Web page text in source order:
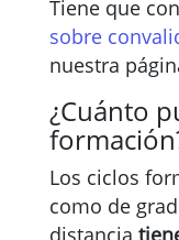
Tiene que
sobre
nuestra
¿Cuánto
Los ciclos
como de
distancia